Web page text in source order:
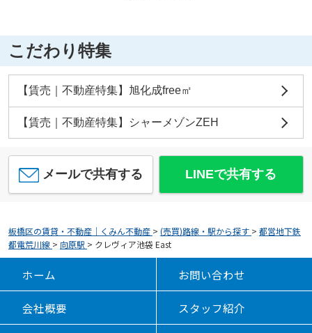
こだわり特集
【賃売｜不動産特集】旭化成free㎡
【賃売｜不動産特集】シャーメゾンZEH
メールで共有する LINEで共有する
板橋区の賃貸・不動産｜くみん不動産 > (売買)路線・駅から探す > 都営地下鉄
都電荒川線 > 向原駅 > クレヴィア池袋 East
ホーム お問い合わせ
会社概要 スタッフ紹介